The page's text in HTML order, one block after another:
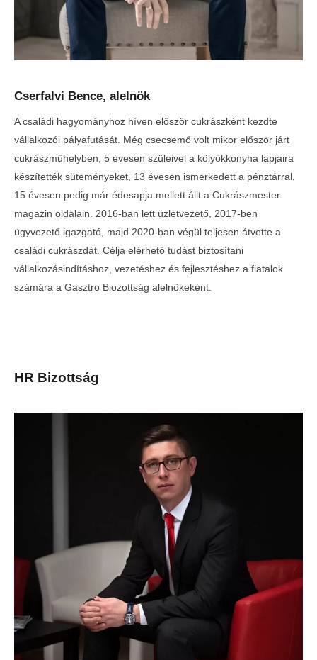
Cserfalvi Bence, alelnök
A családi hagyományhoz híven először cukrászként kezdte
vállalkozói pályafutását. Még csecsemő volt mikor először járt
cukrászműhelyben, 5 évesen szüleivel a kölyökkonyha lapjaira
készítették süteményeket, 13 évesen ismerkedett a pénztárral,
15 évesen pedig már édesapja mellett állt a Cukrászmester
magazin oldalain. 2016-ban lett üzletvezető, 2017-ben
ügyvezető igazgató, majd 2020-ban végül teljesen átvette a
családi cukrászdát. Célja elérhető tudást biztosítani
vállalkozásindításhoz, vezetéshez és fejlesztéshez a fiatalok
számára a Gasztro Biozottság alelnökeként.
HR Bizottság